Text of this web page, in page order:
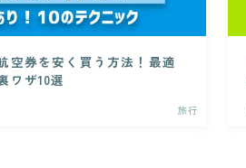
空券を安く買う方法！最適
ワザ10選
旅行